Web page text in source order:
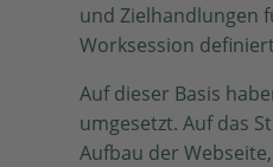
und Zielhandlungen
Worksession
Auf dieser Basis
umgesetzt. Auf das
Aufbau der